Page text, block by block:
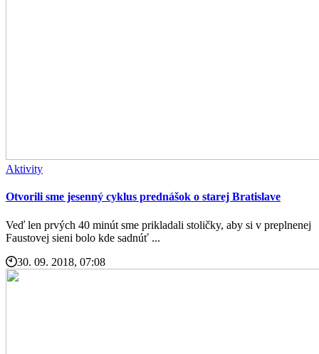
Aktivity
Otvorili sme jesenný cyklus prednášok o starej Bratislave
Veď len prvých 40 minút sme prikladali stoličky, aby si v preplnenej
Faustovej sieni bolo kde sadnúť ...
30. 09. 2018, 07:08